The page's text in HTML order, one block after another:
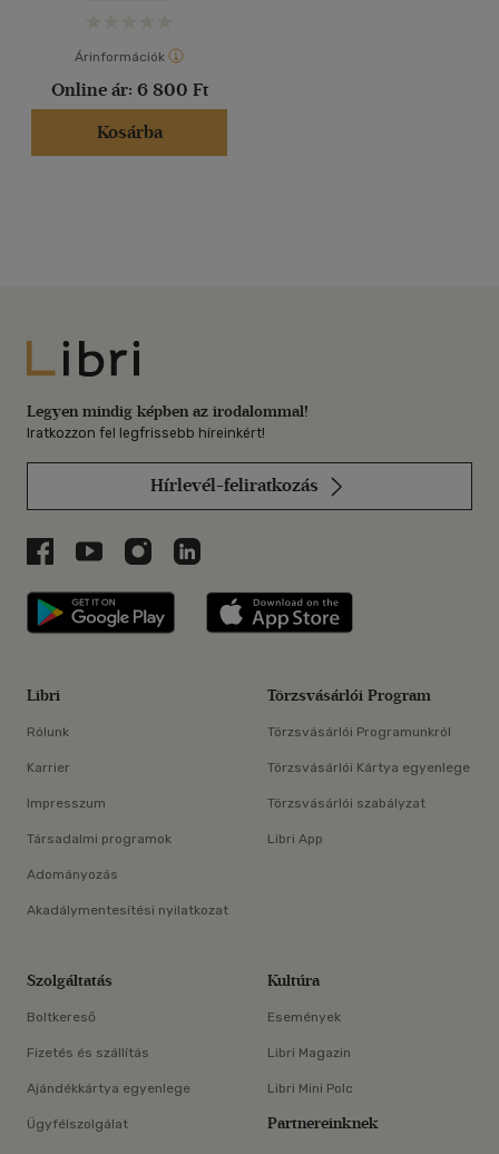
Árinformációk
Online ár: 6 800 Ft
Kosárba
Libri
Legyen mindig képben az irodalommal!
Iratkozzon fel legfrissebb híreinkért!
Hírlevél-feliratkozás
Libri a Facebookon
Libri a Youtube-on
Libri az Instagramon
Libri a LinkedInen
Libri applikáció Szerezd meg: Google
Libri
Rólunk
Karrier
Impresszum
Társadalmi programok
Adományozás
Akadálymentesítési nyilatkozat
Törzsvásárlói Program
Törzsvásárlói Programunkról
Törzsvásárlói Kártya egyenlege
Törzsvásárlói szabályzat
Libri App
Szolgáltatás
Boltkereső
Fizetés és szállítás
Ajándékkártya egyenlege
Ügyfélszolgálat
Kultúra
Események
Libri Magazin
Libri Mini Polc
Partnereinknek